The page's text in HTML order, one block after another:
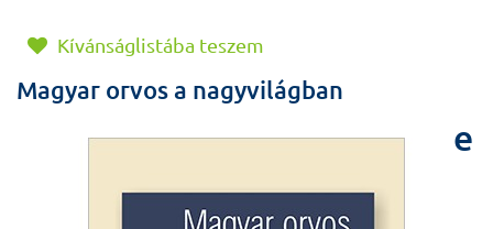
Kívánságlistába teszem
Magyar orvos a nagyvilágban
e